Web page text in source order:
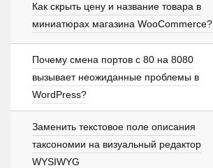
Как скрыть цену и название товара в
миниатюрах магазина WooCommerce?
Почему смена портов с 80 на 8080
вызывает неожиданные проблемы в
WordPress?
Заменить текстовое поле описания
таксономии на визуальный редактор
WYSIWYG